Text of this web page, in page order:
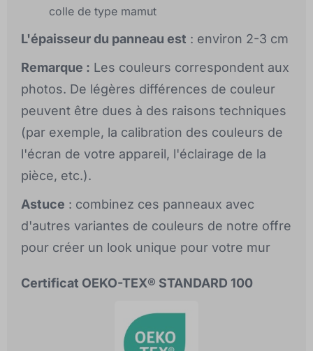
colle de type mamut
L'épaisseur du panneau est : environ 2-3 cm
Remarque : Les couleurs correspondent aux
photos. De légères différences de couleur
peuvent être dues à des raisons techniques
(par exemple, la calibration des couleurs de
l'écran de votre appareil, l'éclairage de la
pièce, etc.).
Astuce : combinez ces panneaux avec
d'autres variantes de couleurs de notre offre
pour créer un look unique pour votre mur
Certificat OEKO-TEX® STANDARD 100